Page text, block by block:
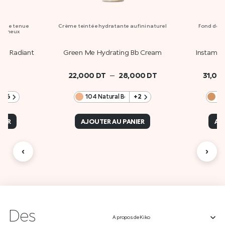
tenue
Radiant
Crème teintée hydratante au fini naturel
Green Me Hydrating Bb Cream
22,000 DT – 28,000 DT
104 Natural Beige+2
AJOUTER AU PANIER
Fond de
‹ ›
Des
A propos de Kiko